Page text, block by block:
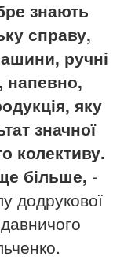
знають
справу,
ручні
напевно,
яку
значної
колективу.
більше, -
додрукової